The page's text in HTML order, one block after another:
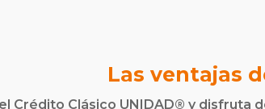
Las ventajas
Crédito Clásico UNIDAD®️ y disfruta